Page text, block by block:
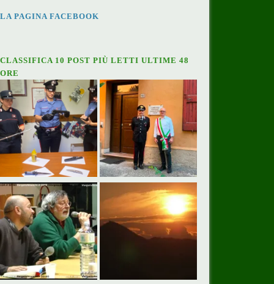
LA PAGINA FACEBOOK
CLASSIFICA 10 POST PIÙ LETTI ULTIME 48
ORE